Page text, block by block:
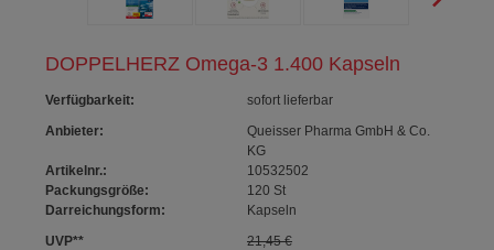
DOPPELHERZ Omega-3 1.400 Kapseln
Verfügbarkeit:
sofort lieferbar
Anbieter:
Queisser Pharma GmbH & Co.
KG
Artikelnr.:
10532502
Packungsgröße:
120 St
Darreichungsform:
Kapseln
UVP**
21,45 €